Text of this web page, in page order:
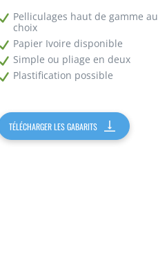
Pelliculages haut de gamme au
choix
Papier Ivoire disponible
Simple ou pliage en deux
Plastification possible
TÉLÉCHARGER LES GABARITS